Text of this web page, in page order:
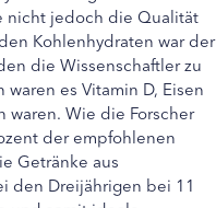
nicht jedoch die Qualität
Kohlenhydraten war der
die Wissenschaftler zu
es Vitamin D, Eisen
waren. Wie die Forscher
der empfohlenen
Getränke aus
den Dreijährigen bei 11